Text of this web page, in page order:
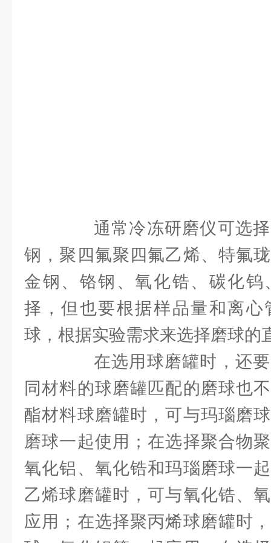
通常冷冻研磨仪可选择
钢，聚四氟聚四氟乙烯、特氟
金钢、铬钢、氧化锆、碳化钨
择，但也要根据样品量和离心
球，根据实验需求来选择磨球的
在选用球磨罐时，还要
同材料的球磨罐匹配的磨球也
酯材料球磨罐时，可与玛瑙磨
磨球一起使用；在选择聚合物
氧化铝、氧化锆和玛瑙磨球一
乙烯球磨罐时，可与氧化锆、
应用；在选择聚丙烯球磨罐时